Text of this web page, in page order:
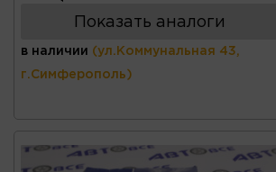
Показать аналоги
в наличии (ул.Коммунальная 43,
г.Симферополь)